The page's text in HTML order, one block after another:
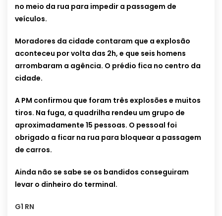
no meio da rua para impedir a passagem de
veículos.
Moradores da cidade contaram que a explosão
aconteceu por volta das 2h, e que seis homens
arrombaram a agência. O prédio fica no centro da
cidade.
A PM confirmou que foram três explosões e muitos
tiros. Na fuga, a quadrilha rendeu um grupo de
aproximadamente 15 pessoas. O pessoal foi
obrigado a ficar na rua para bloquear a passagem
de carros.
Ainda não se sabe se os bandidos conseguiram
levar o dinheiro do terminal.
G1 RN